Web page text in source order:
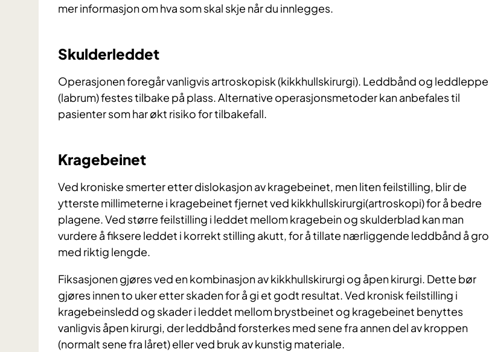
mer informasjon om hva som skal skje når du innlegges.
Skulderleddet
Operasjonen foregår vanligvis artroskopisk (kikkhullskirurgi). Leddbånd og leddleppe
(labrum) festes tilbake på plass. Alternative operasjonsmetoder kan anbefales til
pasienter som har økt risiko for tilbakefall.
Kragebeinet
Ved kroniske smerter etter dislokasjon av kragebeinet, men liten feilstilling, blir de
ytterste millimeterne i kragebeinet fjernet ved kikkhullskirurgi(artroskopi) for å bedre
plagene. Ved større feilstilling i leddet mellom kragebein og skulderblad kan man
vurdere å fiksere leddet i korrekt stilling akutt, for å tillate nærliggende leddbånd å gro
med riktig lengde.
Fiksasjonen gjøres ved en kombinasjon av kikkhullskirurgi og åpen kirurgi. Dette bør
gjøres innen to uker etter skaden for å gi et godt resultat. Ved kronisk feilstilling i
kragebeinsledd og skader i leddet mellom brystbeinet og kragebeinet benyttes
vanligvis åpen kirurgi, der leddbånd forsterkes med sene fra annen del av kroppen
(normalt sene fra låret) eller ved bruk av kunstig materiale.